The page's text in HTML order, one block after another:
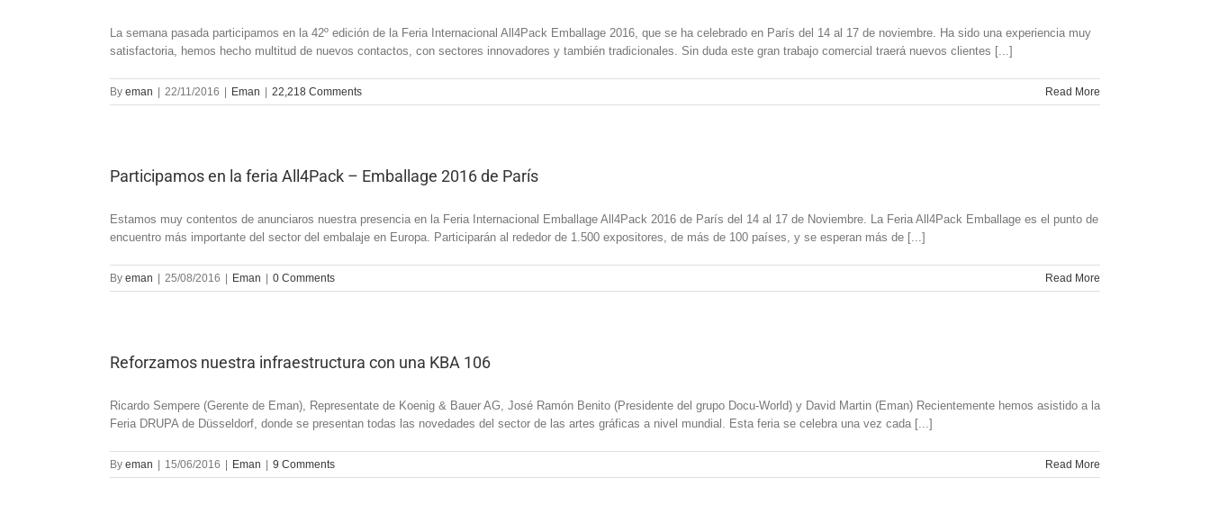
La semana pasada participamos en la 42º edición de la Feria Internacional All4Pack Emballage 2016, que se ha celebrado en París del 14 al 17 de noviembre. Ha sido una experiencia muy
satisfactoria, hemos hecho multitud de nuevos contactos, con sectores innovadores y también tradicionales. Sin duda este gran trabajo comercial traerá nuevos clientes [...]
By eman 22/11/2016 Eman 22,218 Comments Read More
Participamos en la feria All4Pack – Emballage 2016 de París
Estamos muy contentos de anunciaros nuestra presencia en la Feria Internacional Emballage All4Pack 2016 de París del 14 al 17 de Noviembre. La Feria All4Pack Emballage es el punto de
encuentro más importante del sector del embalaje en Europa. Participarán al rededor de 1.500 expositores, de más de 100 países, y se esperan más de [...]
By eman 25/08/2016 Eman 0 Comments Read More
Reforzamos nuestra infraestructura con una KBA 106
Ricardo Sempere (Gerente de Eman), Representate de Koenig & Bauer AG, José Ramón Benito (Presidente del grupo Docu-World) y David Martin (Eman) Recientemente hemos asistido a la
Feria DRUPA de Düsseldorf, donde se presentan todas las novedades del sector de las artes gráficas a nivel mundial. Esta feria se celebra una vez cada [...]
By eman 15/06/2016 Eman 9 Comments Read More